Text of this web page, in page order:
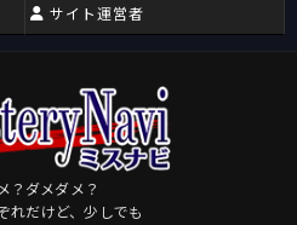
サイト運営者
？ダメダメ？
れだけど、少しでも